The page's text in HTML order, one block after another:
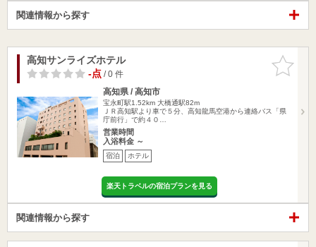
関連情報から探す
お気に入
りに追加
高知サンライズホテル
-点/ 0 件
高知県 / 高知市
宝永町駅1.52km 大橋通駅82m
ＪＲ高知駅より車で５分、高知龍馬空港から連絡バス「県
庁前行」で約４０…
営業時間
入浴料金 ～
宿泊 ホテル
楽天トラベルの宿泊プランを見る
関連情報から探す